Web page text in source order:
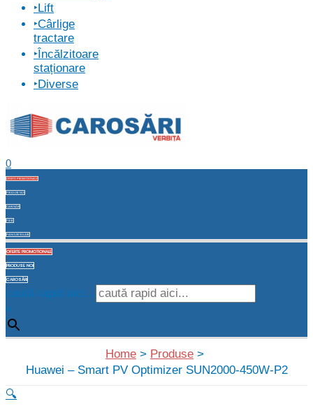
‣Lift
‣Cârlige
tractare
‣Încălzitoare
staționare
‣Diverse
0
OFERTE PROMOȚIONALE
PRODUSE NOI
CAROSĂRI
PIESE
PANOURI SOLARE
OFERTE PROMOTIONALE
PRODUSE NOI
CAROSĂRI
caută rapid aici...
×
Home
Produse
Huawei – Smart PV Optimizer SUN2000-450W-P2
🔍